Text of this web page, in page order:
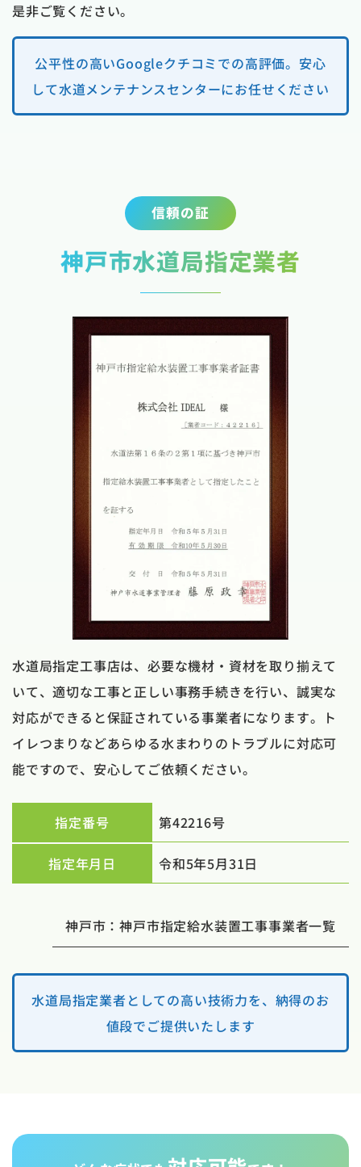
是非ご覧ください。
公平性の高いGoogleクチコミでの高評価。安心
して水道メンテナンスセンターにお任せください
信頼の証
神戸市水道局指定業者
水道局指定工事店は、必要な機材・資材を取り揃えて
いて、適切な工事と正しい事務手続きを行い、誠実な
対応ができると保証されている事業者になります。ト
イレつまりなどあらゆる水まわりのトラブルに対応可
能ですので、安心してご依頼ください。
指定番号 第42216号
指定年月日 令和5年5月31日
神戸市：神戸市指定給水装置工事事業者一覧
水道局指定業者としての高い技術力を、納得のお
値段でご提供いたします